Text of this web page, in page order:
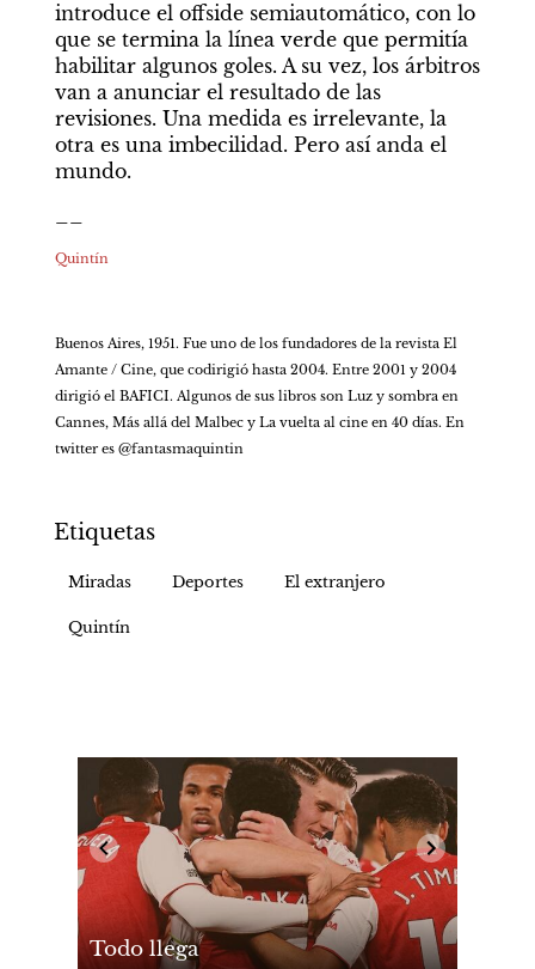
introduce el offside semiautomático, con lo
que se termina la línea verde que permitía
habilitar algunos goles. A su vez, los árbitros
van a anunciar el resultado de las
revisiones. Una medida es irrelevante, la
otra es una imbecilidad. Pero así anda el
mundo.
Quintín
Buenos Aires, 1951. Fue uno de los fundadores de la revista El
Amante / Cine, que codirigió hasta 2004. Entre 2001 y 2004
dirigió el BAFICI. Algunos de sus libros son Luz y sombra en
Cannes, Más allá del Malbec y La vuelta al cine en 40 días. En
twitter es @fantasmaquintin
Etiquetas
Miradas Deportes El extranjero
Quintín
Todo llega